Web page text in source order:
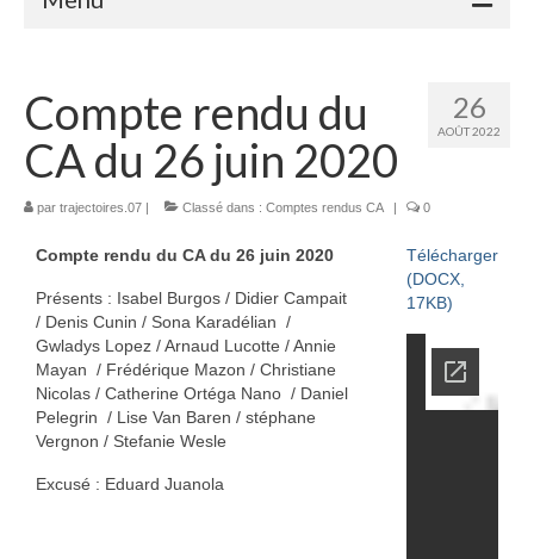
Adhérents
Céramique
Atelier de la Volane
Elisabeth Bourget
Miryan Hernandez
Maaike Klein
Gwladys Lopez
Annie Mayan
26
AOÛT 2022
Compte rendu du
CA du 26 juin 2020
par trajectoires.07 | Classé dans : Comptes rendus CA | 0
Compte rendu du CA du 26 juin 2020
Présents : Isabel Burgos / Didier Campait
/ Denis Cunin / Sona Karadélian /
Gwladys Lopez / Arnaud Lucotte / Annie
Mayan / Frédérique Mazon / Christiane
Nicolas / Catherine Ortéga Nano / Daniel
Pelegrin / Lise Van Baren / stéphane
Vergnon / Stefanie Wesle
Excusé : Eduard Juanola
Télécharger
(DOCX,
17KB)